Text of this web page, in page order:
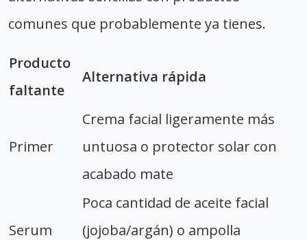
comunes que probablemente ya tienes.
Producto
faltante
Alternativa rápida
Primer
Crema facial ligeramente más
untuosa o protector solar con
acabado mate
Serum
Poca cantidad de aceite facial
(jojoba/argán) o ampolla